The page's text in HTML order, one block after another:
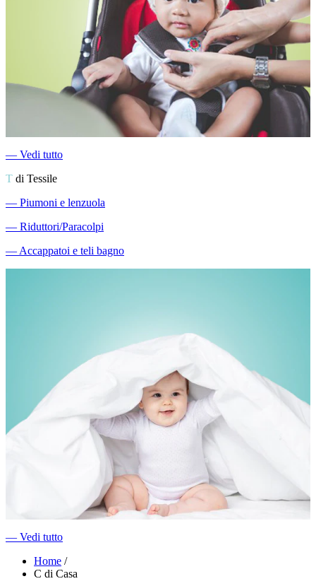
― Vedi tutto
T di Tessile
― Piumoni e lenzuola
― Riduttori/Paracolpi
―Accappatoi e teli bagno
― Vedi tutto
Home /
C di Casa